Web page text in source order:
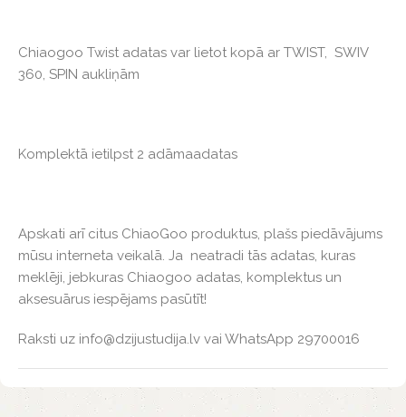
Chiaogoo Twist adatas var lietot kopā ar TWIST, SWIV
360, SPIN aukliņām
Komplektā ietilpst 2 adāmaadatas
Apskati arī citus ChiaoGoo produktus, plašs piedāvājums
mūsu interneta veikalā. Ja neatradi tās adatas, kuras
meklēji, jebkuras Chiaogoo adatas, komplektus un
aksesuārus iespējams pasūtīt!
Raksti uz info@dzijustudija.lv vai WhatsApp 29700016